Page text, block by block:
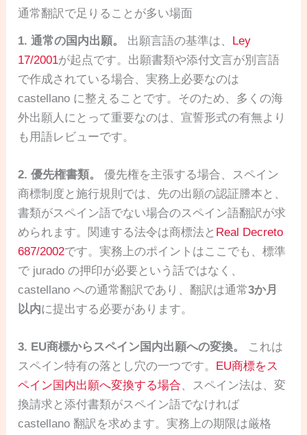
通常翻訳で足りることが多い場面
1. 通常の国内出願。 出願言語の基準は、 Ley
17/2001が起点です。出願書類や添付文言が別言語
で作成されている場合、実務上必要なのは
castellano に整えることです。そのため、多くの海
外出願人にとって重要なのは、宣誓形式の有無より
も用語レビューです。
2. 優先権書類。
優先権を主張する場合、スペイン
商標制度と施行規則では、先の出願の認証謄本と、
書類がスペイン語でない場合のスペイン語翻訳が求
められます。関連する法令は商標法と Real Decreto
687/2002です。実務上のポイントはここでも、標準
で jurado の押印が必要という話ではなく、
castellano への通常翻訳であり、翻訳は通常3か月
以内に提出する必要があります。
3. EU商標からスペイン国内出願への変換。
これは
スペイン特有の落とし穴の一つです。 EU商標をス
ペイン国内出願へ変換する場合、スペイン法は、変
換請求と添付書類がスペイン語でなければ
castellano 翻訳を求めます。実務上の期限は厳格